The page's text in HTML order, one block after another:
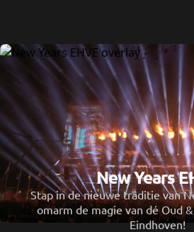
New Years
Stap in de nieuwe traditie van
omarm de magie van dé Oud
Eindhoven!